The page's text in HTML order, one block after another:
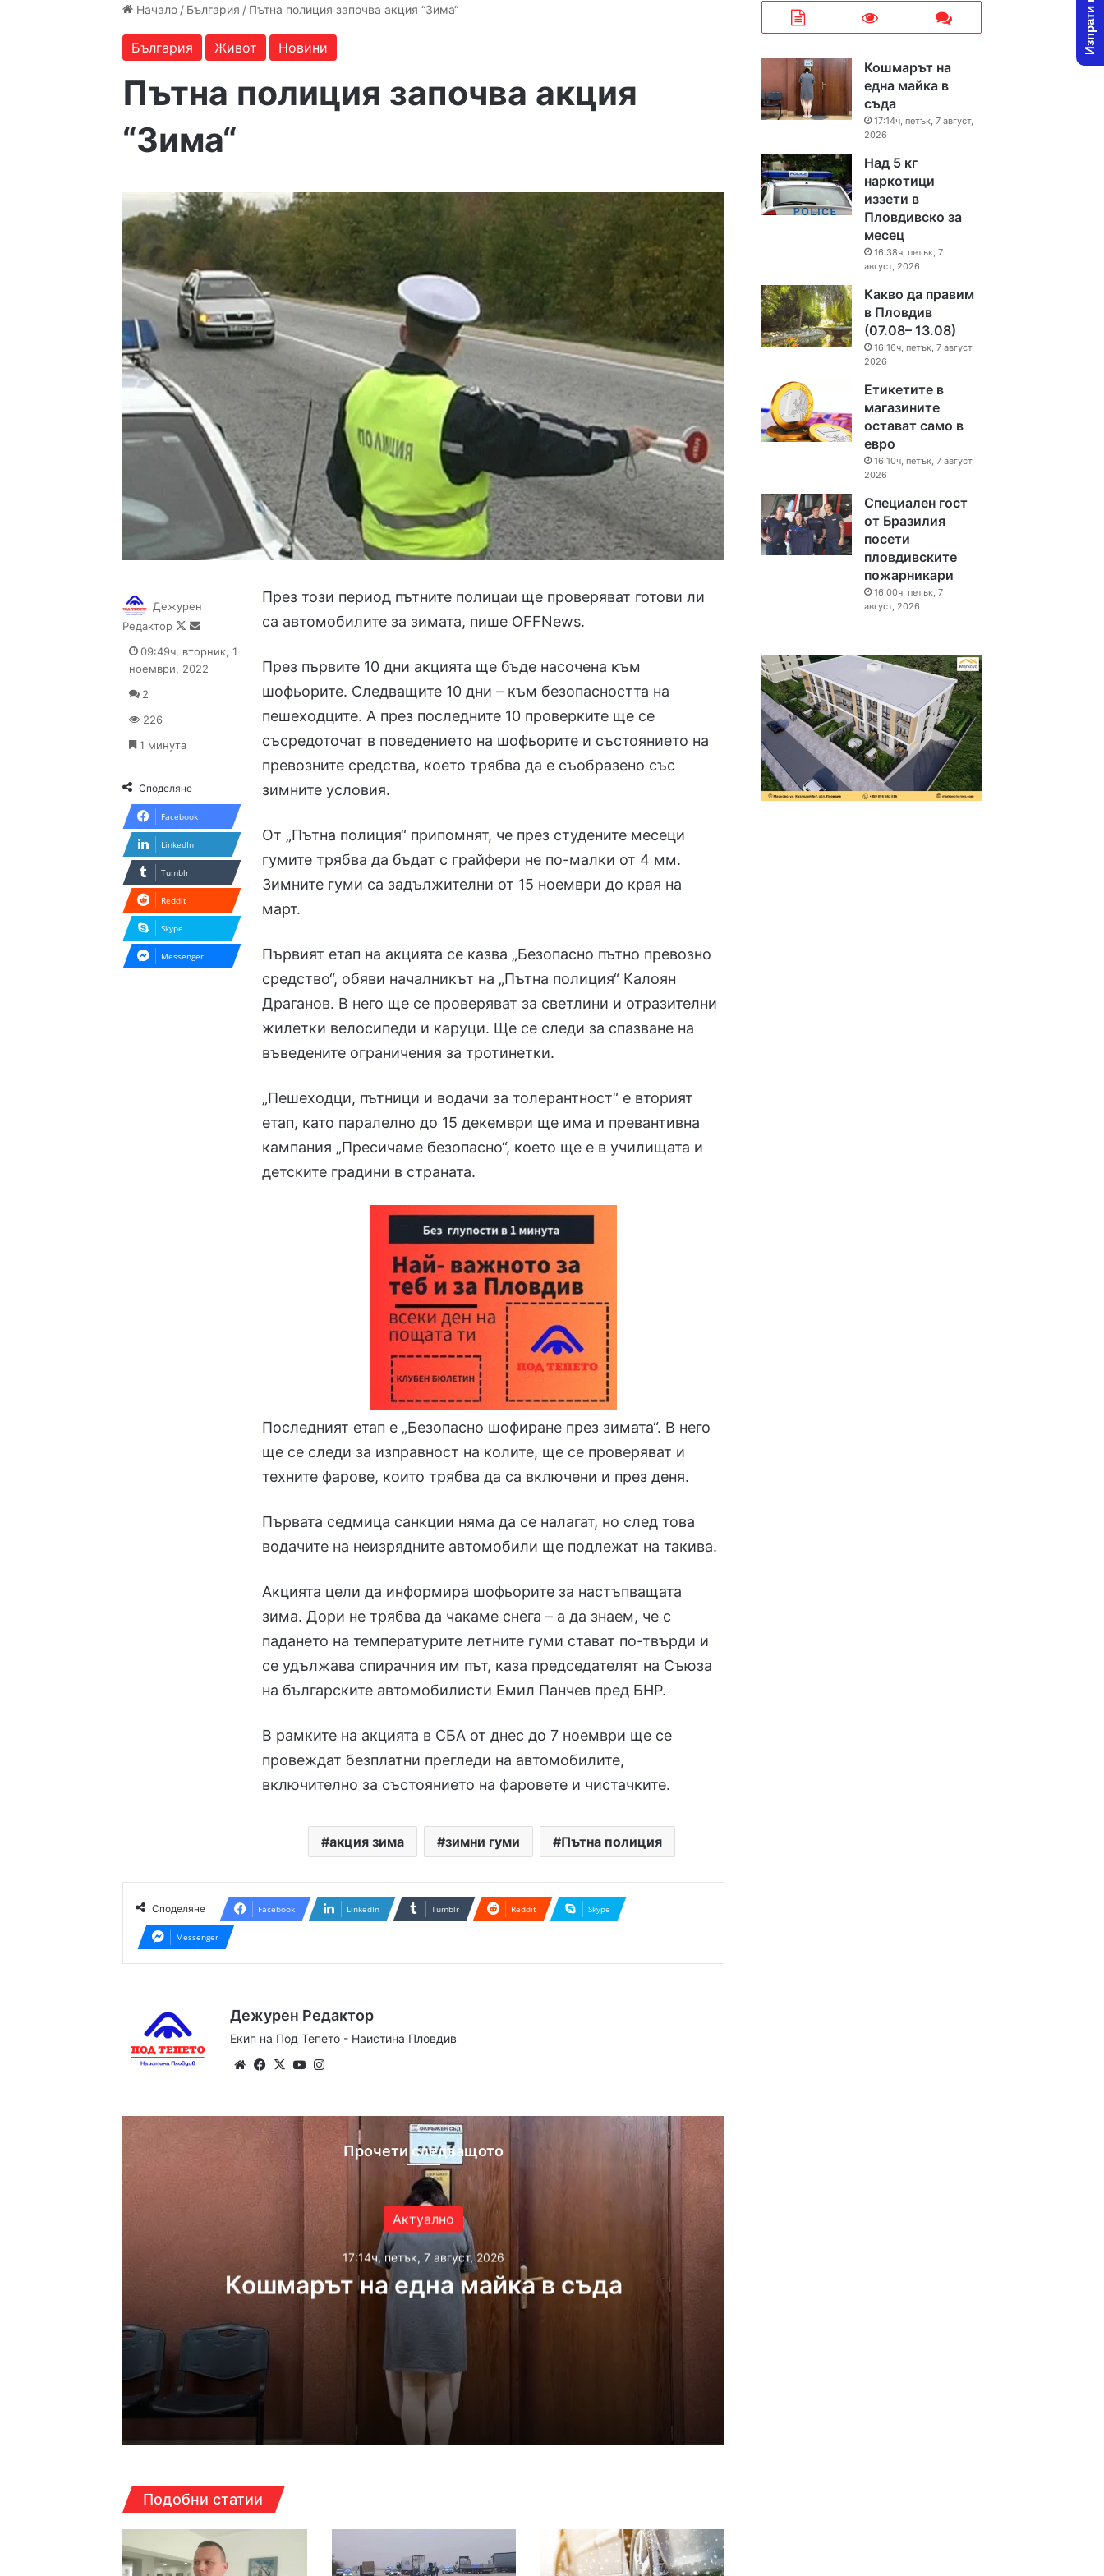
Начало / България / Пътна полиция започва акция “Зима“
България Живот Новини
Пътна полиция започва акция
“Зима“
През този период пътните полицаи ще проверяват готови ли
са автомобилите за зимата, пише OFFNews.
През първите 10 дни акцията ще бъде насочена към
шофьорите. Следващите 10 дни – към безопасността на
пешеходците. А през последните 10 проверките ще се
съсредоточат в поведението на шофьорите и състоянието на
превозните средства, което трябва да е съобразено със
зимните условия.
От „Пътна полиция“ припомнят, че през студените месеци
гумите трябва да бъдат с грайфери не по-малки от 4 мм.
Зимните гуми са задължителни от 15 ноември до края на
март.
Първият етап на акцията се казва „Безопасно пътно превозно
средство“, обяви началникът на „Пътна полиция“ Калоян
Драганов. В него ще се проверяват за светлини и отразителни
жилетки велосипеди и каруци. Ще се следи за спазване на
въведените ограничения за тротинетки.
„Пешеходци, пътници и водачи за толерантност“ е вторият
етап, като паралелно до 15 декември ще има и превантивна
кампания „Пресичаме безопасно“, което ще е в училищата и
детските градини в страната.
Последният етап е „Безопасно шофиране през зимата“. В него
ще се следи за изправност на колите, ще се проверяват и
техните фарове, които трябва да са включени и през деня.
Първата седмица санкции няма да се налагат, но след това
водачите на неизрядните автомобили ще подлежат на такива.
Акцията цели да информира шофьорите за настъпващата
зима. Дори не трябва да чакаме снега – а да знаем, че с
падането на температурите летните гуми стават по-твърди и
се удължава спирачния им път, каза председателят на Съюза
на българските автомобилисти Емил Панчев пред БНР.
В рамките на акцията в СБА от днес до 7 ноември ще се
провеждат безплатни прегледи на автомобилите,
включително за състоянието на фаровете и чистачките.
акция зима зимни гуми Пътна полиция
Дежурен
Редактор
Follow
X
Send
email
09:49ч, вторник, 1
ноември, 2022
2
226
1 минута
Споделяне
Facebook
LinkedIn
Tumblr
Reddit
Skype
Messenger
Споделяне Facebook LinkedIn Tumblr Reddit Skype
Messenger
Дежурен Редактор
Екип на Под Тепето - Наистина Пловдив
WebsiteFacebook
X YouTube
Прочети следващото
Актуално
17:14ч, петък, 7 август, 2026
Кошмарът на една майка в съда
17:14ч, петък, 7 август, 2026
Кошмарът на една майка в съда
Над 5 кг наркотици иззети в Пловдивско за месец
16:16ч, петък, 7 август, 2026
Подобни статии
Кошмарът на
една майка в
съда
17:14ч, петък, 7 август,
2026
Над 5 кг
наркотици
иззети в
Пловдивско за
месец
16:38ч, петък, 7
август, 2026
Какво да правим
в Пловдив
(07.08– 13.08)
16:16ч, петък, 7 август,
2026
Етикетите в
магазините
остават само в
евро
16:10ч, петък, 7 август,
2026
Специален гост
от Бразилия
посети
пловдивските
пожарникари
16:00ч, петък, 7
август, 2026